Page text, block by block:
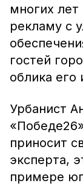
многих
рекламу с
гостей
облика его
Урбанист
приносит
эксперта,
примере